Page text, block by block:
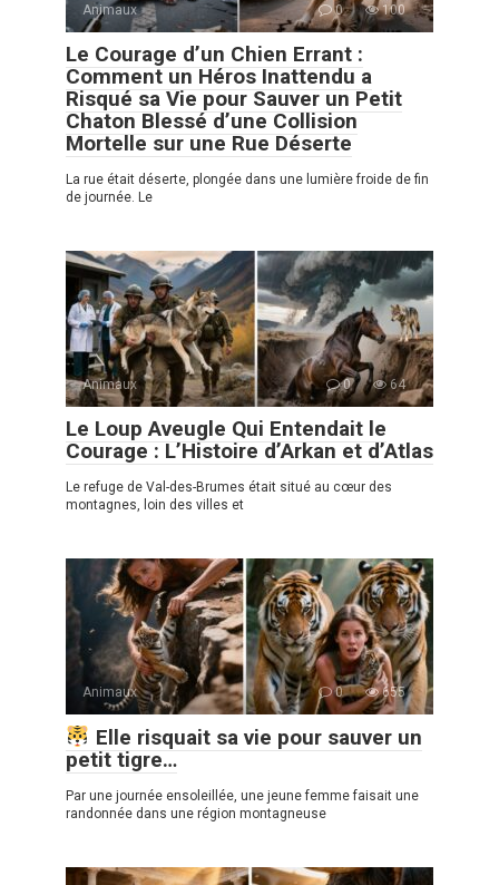
Animaux 0 100
Le Courage d’un Chien Errant :
Comment un Héros Inattendu a
Risqué sa Vie pour Sauver un Petit
Chaton Blessé d’une Collision
Mortelle sur une Rue Déserte
La rue était déserte, plongée dans une lumière froide de fin
de journée. Le
Animaux 0 64
Le Loup Aveugle Qui Entendait le
Courage : L’Histoire d’Arkan et d’Atlas
Le refuge de Val-des-Brumes était situé au cœur des
montagnes, loin des villes et
Animaux 0 655
Elle risquait sa vie pour sauver un
petit tigre…
Par une journée ensoleillée, une jeune femme faisait une
randonnée dans une région montagneuse